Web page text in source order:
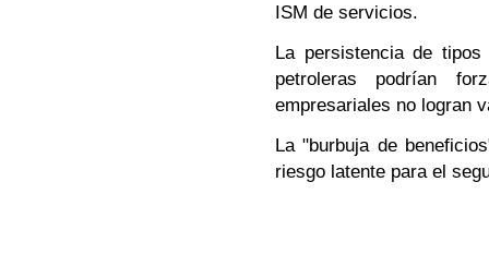
ISM de servicios.
La persistencia de
petroleras podrían
empresariales no logran
La "burbuja de
riesgo latente para el